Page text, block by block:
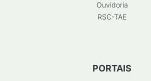
Ouvidoria
RSC-TAE
PORTAIS